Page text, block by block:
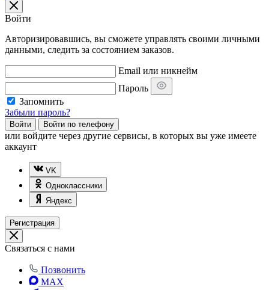
Войти
Авторизировавшись, вы сможете управлять своими личными
данными, следить за состоянием заказов.
Email или никнейм
Пароль
Запомнить
Забыли пароль?
Войти Войти по телефону
или войдите через другие сервисы, в которых вы уже имеете
аккаунт
VK
Одноклассники
Яндекс
Регистрация
Связаться с нами
Позвонить
MAX